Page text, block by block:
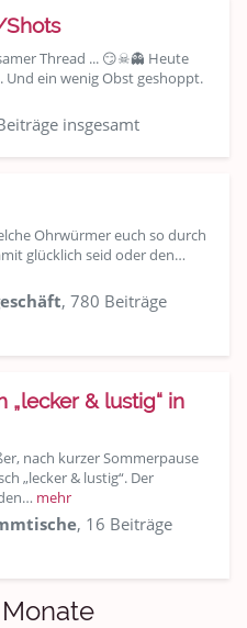
Thread ... 😏☠👻 Heute
Und ein wenig Obst geshoppt.
insgesamt
Ohrwürmer euch so durch
glücklich seid oder den…
, 780 Beiträge
„lecker & lustig“ in
nach kurzer Sommerpause
„lecker & lustig“. Der
mehr
, 16 Beiträge